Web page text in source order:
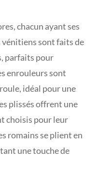
chacun ayant ses
vénitiens sont faits de
parfaits pour
enrouleurs sont
idéal pour une
plissés offrent une
choisis pour leur
romains se plient en
une touche de